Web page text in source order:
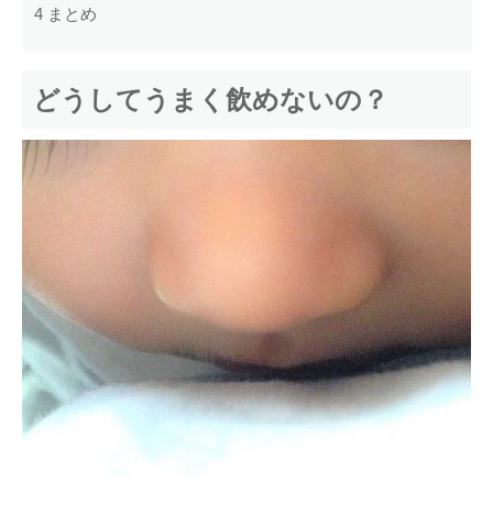
4 まとめ
どうしてうまく飲めないの？